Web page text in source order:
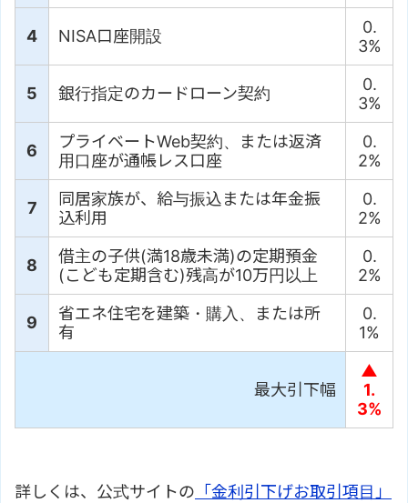
4 NISA口座開設
0.
3%
5 銀行指定のカードローン契約
0.
3%
6
プライベートWeb契約、または返済
用口座が通帳レス口座
0.
2%
7
同居家族が、給与振込または年金振
込利用
0.
2%
8
借主の子供(満18歳未満)の定期預金
(こども定期含む)残高が10万円以上
0.
2%
9
省エネ住宅を建築・購入、または所
有
0.
1%
最大引下幅
▲
1.
3%
詳しくは、公式サイトの 「金利引下げお取引項目」